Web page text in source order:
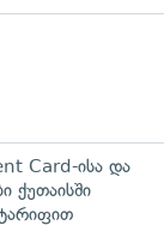
Card-ისა და
ქუთაისში